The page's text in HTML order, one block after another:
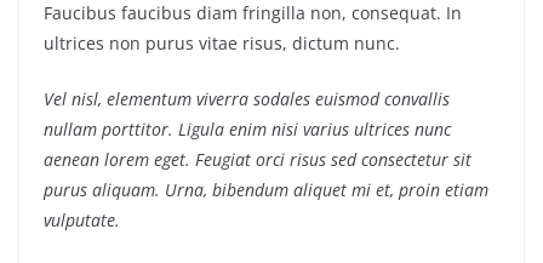
Faucibus faucibus diam fringilla non, consequat. In
ultrices non purus vitae risus, dictum nunc.
Vel nisl, elementum viverra sodales euismod convallis
nullam porttitor. Ligula enim nisi varius ultrices nunc
aenean lorem eget. Feugiat orci risus sed consectetur sit
purus aliquam. Urna, bibendum aliquet mi et, proin etiam
vulputate.